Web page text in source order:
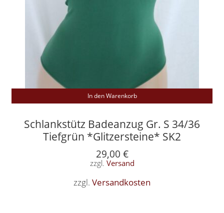
Schlankstütz Badeanzug Gr. S 34/36
Tiefgrün *Glitzersteine* SK2
29,00 €
zzgl. Versand
zzgl. Versandkosten
In den Warenkorb